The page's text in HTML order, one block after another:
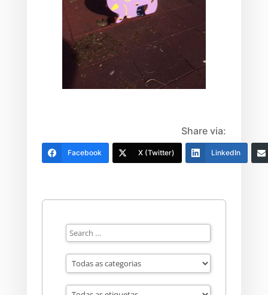
Share via:
Facebook X (Twitter) LinkedIn